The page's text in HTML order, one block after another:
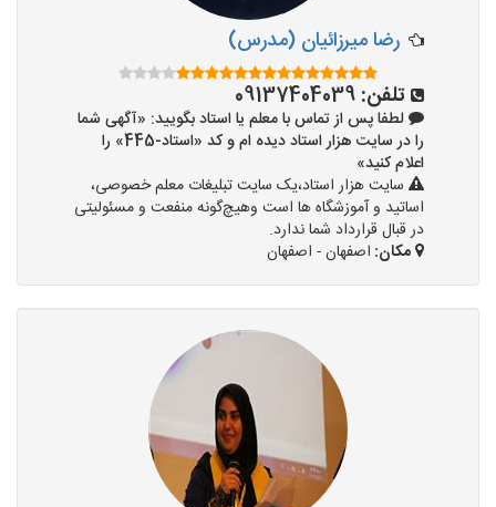
رضا میرزائیان (مدرس)
تلفن: 09137404039
لطفا پس از تماس با معلم یا استاد بگویید: «آگهی شما
را در سایت هزار استاد دیده ام و کد «استاد-445» را
اعلام کنید»
سایت هزار استاد،یک سایت تبلیغات معلم خصوصی،
اساتید و آموزشگاه ها است وهیچ‌گونه منفعت و مسئولیتی
در قبال قرارداد شما ندارد.
مکان: اصفهان - اصفهان